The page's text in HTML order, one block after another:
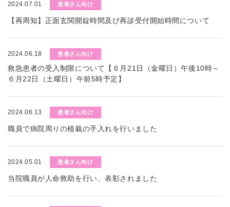
2024.07.01 患者さん向け
【再周知】正面玄関開錠時間及び再診受付開始時間について
2024.06.18 患者さん向け
救急患者の受入制限について【６月21日（金曜日）午後10時～
６月22日（土曜日）午前5時予定】
2024.06.13 患者さん向け
職員で病院周りの植栽の手入れを行いました
2024.05.01 患者さん向け
当院職員が人命救助を行い、表彰されました